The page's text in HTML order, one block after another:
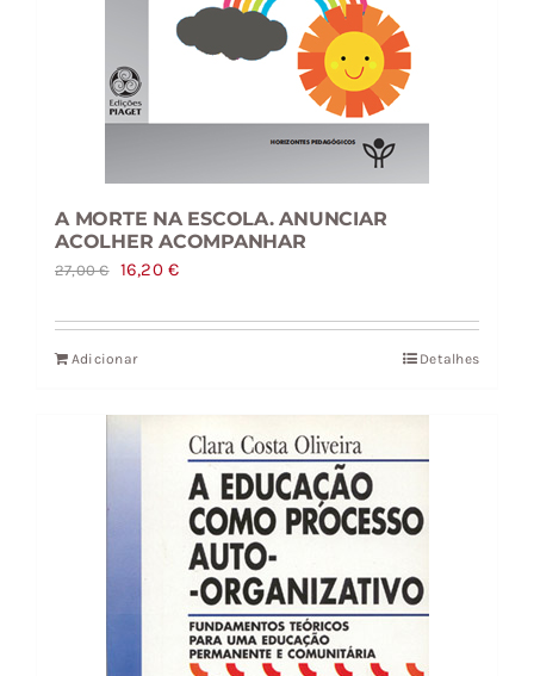
A MORTE NA ESCOLA. ANUNCIAR
ACOLHER ACOMPANHAR
27,00€
O
original
era:
16,20€O
atual
Adicionar Detalhes